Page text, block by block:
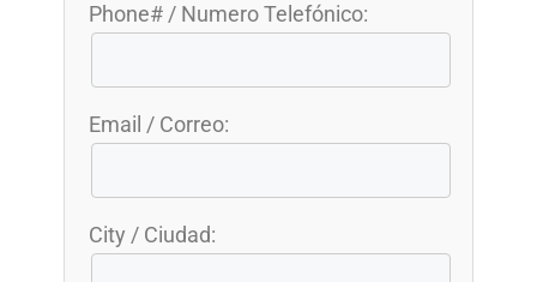
Phone# / Numero Telefónico:
Email / Correo:
City / Ciudad: